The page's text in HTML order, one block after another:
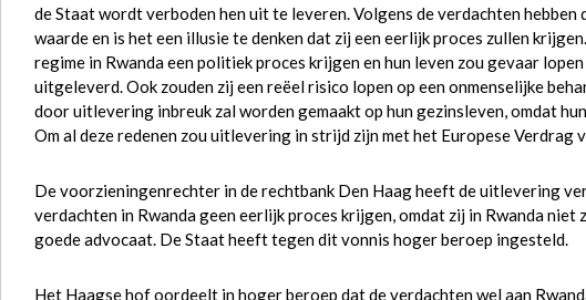
de Staat wordt verboden hen uit te leveren. Volgens de verdachten
waarde en is het een illusie te denken dat zij een eerlijk proces zullen
regime in Rwanda een politiek proces krijgen en hun leven zou gevaar
uitgeleverd. Ook zouden zij een reëel risico lopen op een onmenselijke
door uitlevering inbreuk zal worden gemaakt op hun gezinsleven, omdat
Om al deze redenen zou uitlevering in strijd zijn met het Europese Verdrag
De voorzieningenrechter in de rechtbank Den Haag heeft de uitlevering
verdachten in Rwanda geen eerlijk proces krijgen, omdat zij in Rwanda niet
goede advocaat. De Staat heeft tegen dit vonnis hoger beroep ingesteld.
Het Haagse hof oordeelt in hoger beroep dat de verdachten wel aan